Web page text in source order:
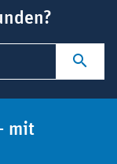
mit